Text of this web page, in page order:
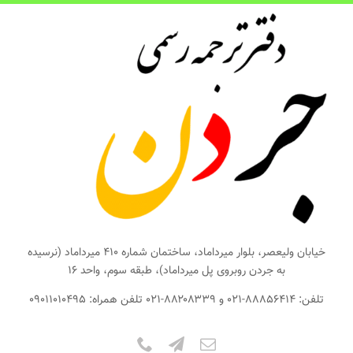
رها
خیابان ولیعصر، بلوار میرداماد، ساختمان شماره ۴۱۰ میرداماد (نرسیده
به جردن روبروی پل میرداماد)، طبقه سوم، واحد ۱۶
تلفن: ۸۸۸۵۶۴۱۴-۰۲۱ و ۸۸۲۰۸۳۳۹-۰۲۱ تلفن همراه: ۰۹۰۱۱۰۱۰۴۹۵